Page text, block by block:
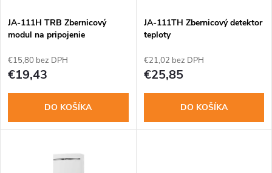
e
p
r
o
s
p
r
d
JA-111H TRB Zbernicový
modul na pripojenie
€15,80 bez DPH
€19,43
DO KOŠÍKA
JA-111TH Zbernicový detektor
teploty
€21,02 bez DPH
€25,85
DO KOŠÍKA